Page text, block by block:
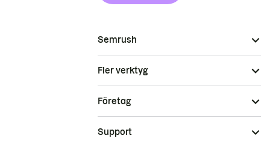
Semrush
Fler verktyg
Företag
Support